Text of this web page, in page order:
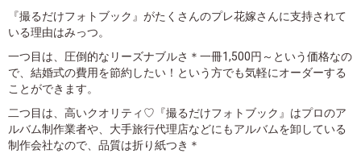
『撮るだけフォトブック』がたくさんのプレ花嫁さんに支持されて
いる理由はみっつ。
一つ目は、圧倒的なリーズナブルさ＊一冊1,500円～という価格なの
で、結婚式の費用を節約したい！という方でも気軽にオーダーする
ことができます。
二つ目は、高いクオリティ♡『撮るだけフォトブック』はプロのア
ルバム制作業者や、大手旅行代理店などにもアルバムを卸している
制作会社なので、品質は折り紙つき＊